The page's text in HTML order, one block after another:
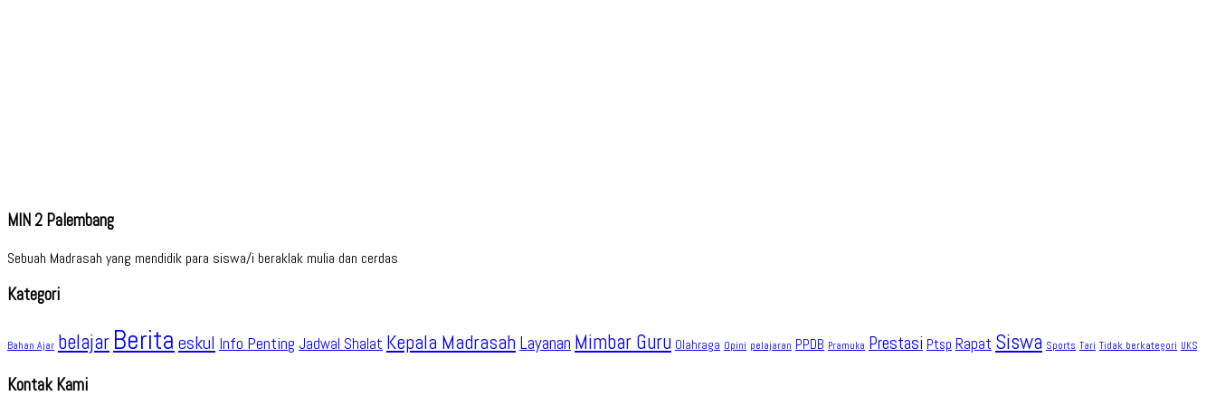
MIN 2 Palembang
Sebuah Madrasah yang mendidik para siswa/i beraklak mulia dan cerdas
Kategori
Bahan Ajar belajar Berita eskul Info Penting Jadwal Shalat Kepala Madrasah Layanan Mimbar Guru Olahraga Opini pelajaran PPDB Pramuka Prestasi Ptsp Rapat Siswa Sports Tari Tidak berkategori UKS
Kontak Kami